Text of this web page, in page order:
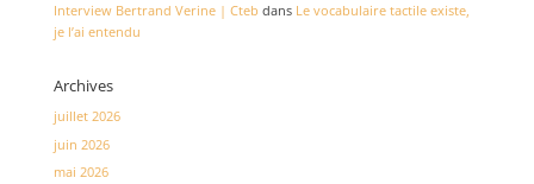
Interview Bertrand Verine | Cteb dans Le vocabulaire tactile existe,
je l’ai entendu
Archives
juillet 2026
juin 2026
mai 2026